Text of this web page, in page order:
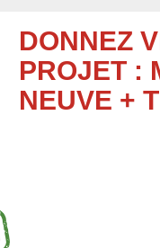
DONNEZ
PROJET :
NEUVE +